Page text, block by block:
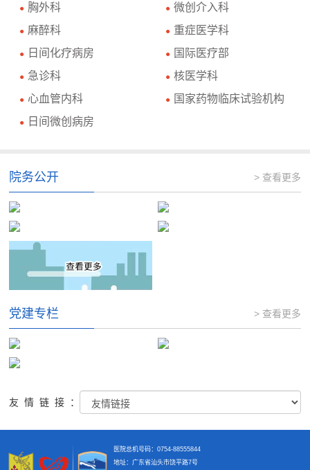
● 胸外科 ● 微创介入科
● 麻醉科 ● 重症医学科
● 日间化疗病房 ● 国际医疗部
● 急诊科 ● 核医学科
● 心血管内科 ● 国家药物临床试验机构
● 日间微创病房
院务公开 > 查看更多
党建专栏 > 查看更多
友情链接：
医院总机号码：0754-88555844
地址：广东省汕头市饶平路7号